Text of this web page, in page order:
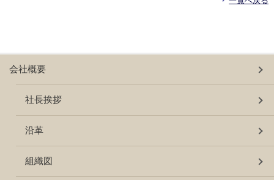
会社概要
社長挨拶
沿革
組織図